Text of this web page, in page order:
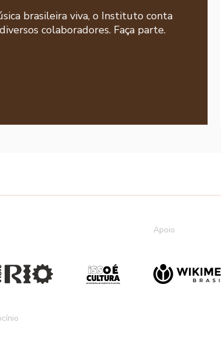
brasileira viva, o Instituto conta
colaboradores. Faça parte.
Apoio